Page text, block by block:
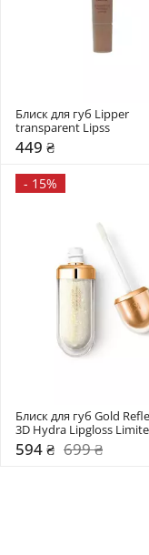
Блиск для губ Lipper
transparent Lipss
449 ₴
- 15%
Блиск для губ Gold
3D Hydra Lipgloss
Edition Kiko Milano
594 ₴ 699 ₴